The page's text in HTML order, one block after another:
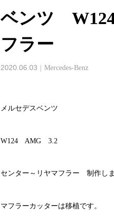
ベンツ
フラー
2020.06.03 Mercedes-Benz
メルセデスベンツ
W124 AMG 3.2
センター～リヤマフラー 制作しま
マフラーカッターは移植です。